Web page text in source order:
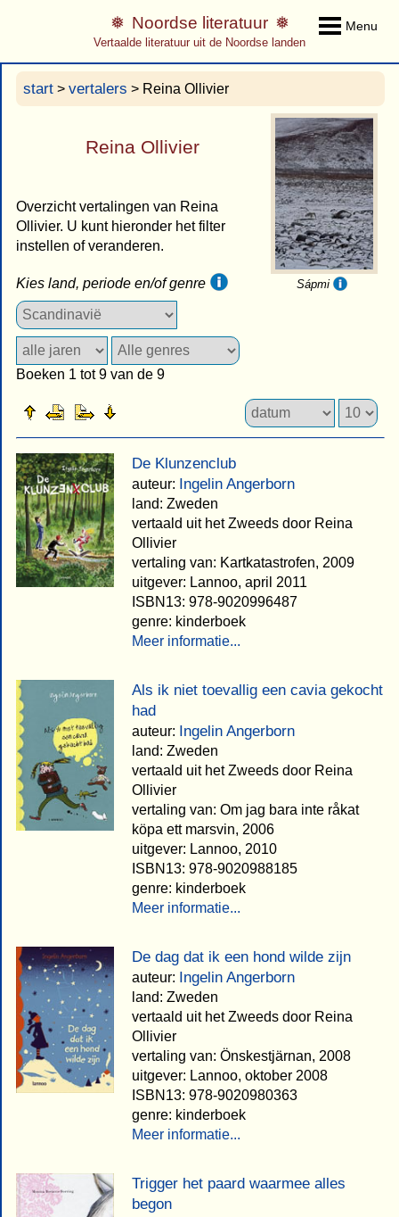
Menu
Noordse literatuur
Vertaalde literatuur uit de Noordse landen
start > vertalers > Reina Ollivier
Sápmi
Reina Ollivier
Overzicht vertalingen van Reina
Ollivier. U kunt hieronder het filter
instellen of veranderen.
Kies land, periode en/of genre
Boeken 1 tot 9 van de 9
De Klunzenclub
auteur: Ingelin Angerborn
land: Zweden
vertaald uit het Zweeds door Reina
Ollivier
vertaling van: Kartkatastrofen, 2009
uitgever: Lannoo, april 2011
ISBN13: 978-9020996487
genre: kinderboek
Meer informatie...
Als ik niet toevallig een cavia gekocht
had
auteur: Ingelin Angerborn
land: Zweden
vertaald uit het Zweeds door Reina
Ollivier
vertaling van: Om jag bara inte råkat
köpa ett marsvin, 2006
uitgever: Lannoo, 2010
ISBN13: 978-9020988185
genre: kinderboek
Meer informatie...
De dag dat ik een hond wilde zijn
auteur: Ingelin Angerborn
land: Zweden
vertaald uit het Zweeds door Reina
Ollivier
vertaling van: Önskestjärnan, 2008
uitgever: Lannoo, oktober 2008
ISBN13: 978-9020980363
genre: kinderboek
Meer informatie...
Trigger het paard waarmee alles
begon